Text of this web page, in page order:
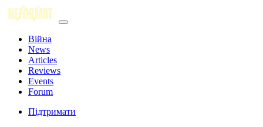
Війна
News
Articles
Reviews
Events
Forum
Підтримати